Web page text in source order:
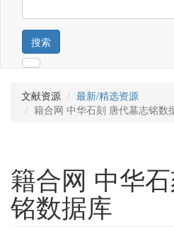
搜索
文献资源
最新/精选资源
籍合网 中华石刻 唐代墓志铭数
籍合网 中华
铭数据库